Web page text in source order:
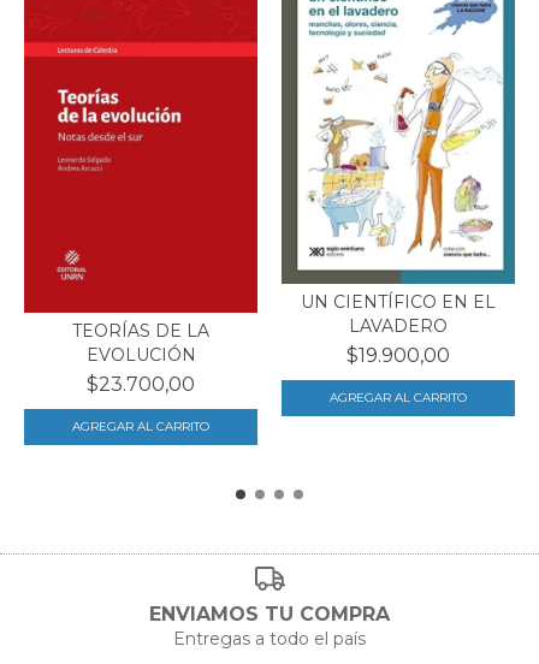
TEORÍAS DE LA
EVOLUCIÓN
$23.700,00
UN CIENTÍFICO EN EL
LAVADERO
$19.900,00
ENVIAMOS TU COMPRA
Entregas a todo el país